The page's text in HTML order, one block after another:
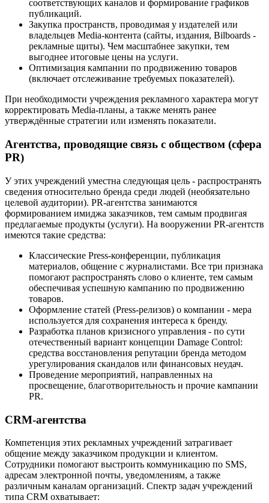
соответствующих каналов и формирование графиков
публикаций.
Закупка пространств, проводимая у издателей или
владельцев Media-контента (сайты, издания, Bilboards -
рекламные щиты). Чем масштабнее закупки, тем
выгоднее итоговые цены на услуги.
Оптимизация кампании по продвижению товаров
(включает отслеживание требуемых показателей).
При необходимости учреждения рекламного характера могут
корректировать Media-планы, а также менять ранее
утверждённые стратегии или изменять показатели.
Агентства, проводящие связь с обществом (сфера
PR)
У этих учреждений уместна следующая цель - распространять
сведения относительно бренда среди людей (необязательно
целевой аудитории). PR-агентства занимаются
формированием имиджа заказчиков, тем самым продвигая
предлагаемые продукты (услуги). На вооружении PR-агентств
имеются такие средства:
Классические Press-конференции, публикация
материалов, общение с журналистами. Все три признака
помогают распространять слово о клиенте, тем самым
обеспечивая успешную кампанию по продвижению
товаров.
Оформление статей (Press-релизов) о компании - мера
используется для сохранения интереса к бренду.
Разработка планов кризисного управления - по сути
отечественный вариант концепции Damage Control:
средства восстановления репутации бренда методом
урегулирования скандалов или финансовых неудач.
Проведение мероприятий, направленных на
просвещение, благотворительность и прочие кампании
PR.
CRM-агентства
Компетенция этих рекламных учреждений затрагивает
общение между заказчиком продукции и клиентом.
Сотрудники помогают выстроить коммуникацию по SMS,
адресам электронной почты, уведомлениям, а также
различным каналам организаций. Спектр задач учреждений
типа CRM охватывает: